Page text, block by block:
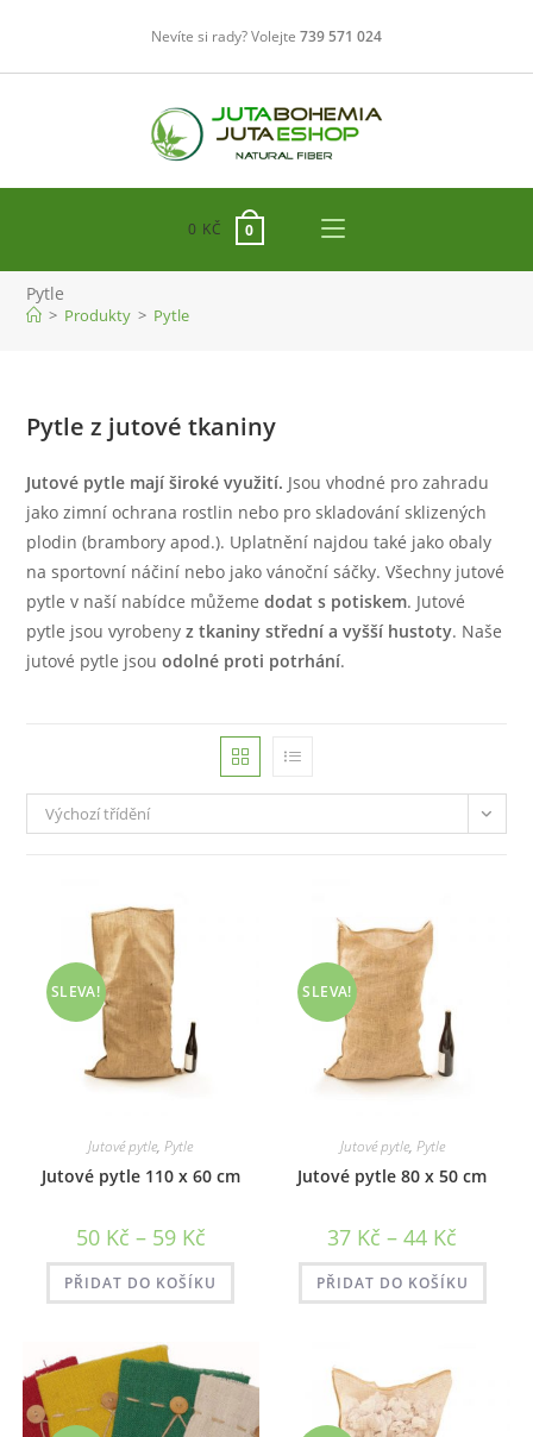
obsahu
Nevíte si rady? Volejte 739 571 024
0 KČ 0
Pytle
> Produkty > Pytle
Pytle z jutové tkaniny
Jutové pytle mají široké využití. Jsou vhodné pro zahradu
jako zimní ochrana rostlin nebo pro skladování sklizených
plodin (brambory apod.). Uplatnění najdou také jako obaly
na sportovní náčiní nebo jako vánoční sáčky. Všechny jutové
pytle v naší nabídce můžemedodat s potiskem. Jutové
pytle jsou vyrobenyz tkaniny střední a vyšší hustoty. Naše
jutové pytle jsouodolné proti potrhání.
Výchozí třídění
SLEVA!
Jutové pytle,Pytle
Jutové pytle 110 x 60 cm
50 Kč – 59 KčRozpětí
cen:
50 Kč
až
59 Kč
PŘIDAT DO KOŠÍKU
SLEVA!
Jutové pytle, Pytle
Jutové pytle 80 x 50 cm
37 Kč – 44 Kč
37 Kč
až
44 Kč
PŘIDAT DO KOŠÍKU